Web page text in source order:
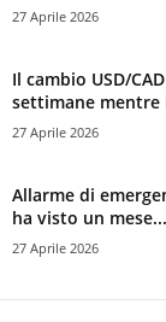
27 Aprile 2026
Il cambio USD/
settimane mentre
27 Aprile 2026
Allarme di
ha visto un mese...
27 Aprile 2026